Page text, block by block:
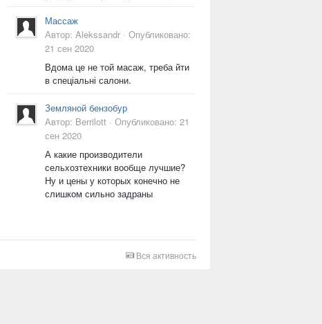
Массаж
Автор: Alekssandr · Опубликовано:
21 сен 2020
Вдома це не той масаж, треба йти
в спеціальні салони.
Земляной бензобур
Автор: Berrilott · Опубликовано: 21
сен 2020
А какие производители
сельхозтехники вообще лучшие?
Ну и цены у которых конечно не
слишком сильно задраны
Вся активность